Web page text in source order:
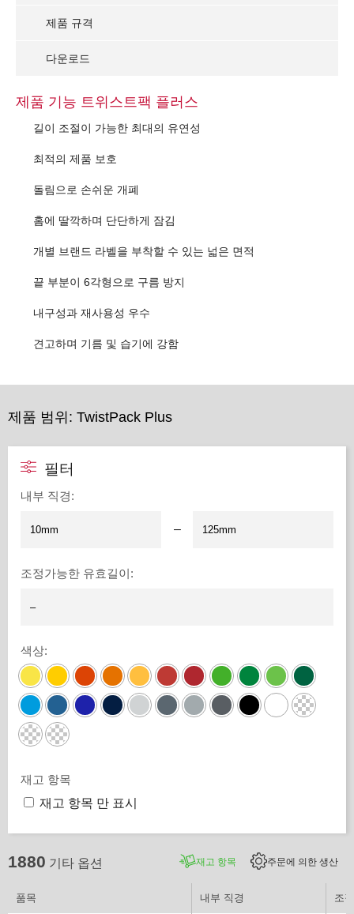
제품 규격
다운로드
제품 기능 트위스트팩 플러스
길이 조절이 가능한 최대의 유연성
최적의 제품 보호
돌림으로 손쉬운 개폐
홈에 딸깍하며 단단하게 잠김
개별 브랜드 라벨을 부착할 수 있는 넓은 면적
끝 부분이 6각형으로 구름 방지
내구성과 재사용성 우수
견고하며 기름 및 습기에 강함
제품 범위: TwistPack Plus
필터
내부 직경:
–
조정가능한 유효길이:
색상:
재고 항목
재고 항목 만 표시
1880 기타 옵션 재고 항목 주문에 의한 생산
품목 내부 직경 조